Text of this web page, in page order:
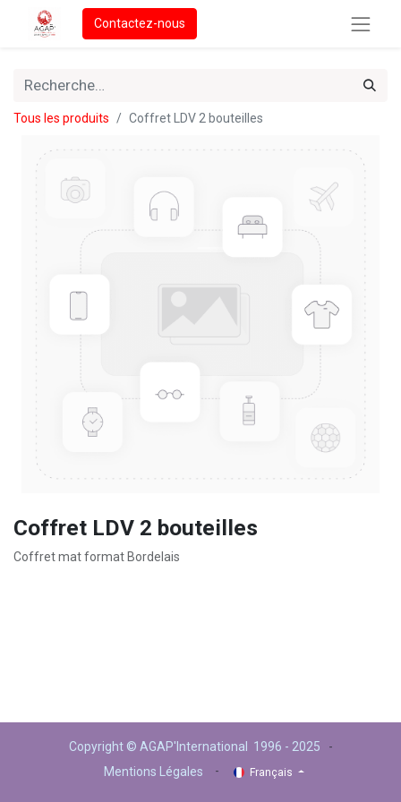
Contactez-nous
Tous les produits Coffret LDV 2 bouteilles
Coffret LDV 2 bouteilles
Coffret mat format Bordelais
Copyright © AGAP'International 1996 - 2025 -
Mentions Légales
- Français